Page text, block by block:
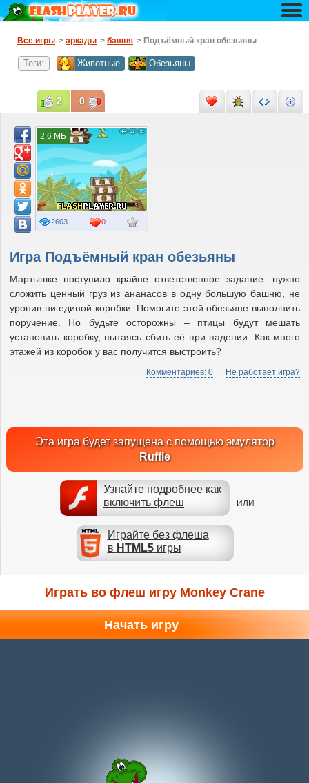
Все игры > аркады > башня > Подъёмный кран обезьяны
Теги: Животные Обезьяны
Игра Подъёмный кран обезьяны
Мартышке поступило крайне ответственное задание: нужно
сложить ценный груз из ананасов в одну большую башню, не
уронив ни единой коробки. Помогите этой обезьяне выполнить
поручение. Но будьте осторожны – птицы будут мешать
установить коробку, пытаясь сбить её при падении. Как много
этажей из коробок у вас получится выстроить?
Комментариев: 0 Не работает игра?
Эта игра будет запущена с помощью эмулятор
Ruffle
Узнайте подробнее как
включить флеш
ИЛИ
Играйте без флеша
в HTML5игры
--
2603 0
2.6 МБ
2 0
Играть во флеш игру Monkey Crane
Начать игру